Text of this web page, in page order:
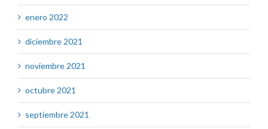
enero 2022
diciembre 2021
noviembre 2021
octubre 2021
septiembre 2021